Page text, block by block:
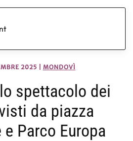
2025 MONDOVÌ
spettacolo dei
da piazza
Parco Europa